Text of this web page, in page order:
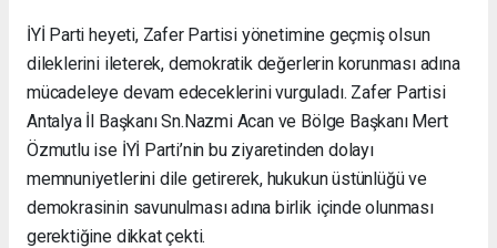
İYİ Parti heyeti, Zafer Partisi yönetimine geçmiş olsun
dileklerini ileterek, demokratik değerlerin korunması adına
mücadeleye devam edeceklerini vurguladı. Zafer Partisi
Antalya İl Başkanı Sn.Nazmi Acan ve Bölge Başkanı Mert
Özmutlu ise İYİ Parti’nin bu ziyaretinden dolayı
memnuniyetlerini dile getirerek, hukukun üstünlüğü ve
demokrasinin savunulması adına birlik içinde olunması
gerektiğine dikkat çekti.